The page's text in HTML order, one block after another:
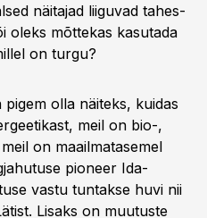
näitajad liiguvad tahes-
oleks mõttekas kasutada
on turgu?
olla näiteks, kuidas
meil on bio-,
on maailmatasemel
pioneer Ida-
vastu tuntakse huvi nii
Lisaks on muutuste